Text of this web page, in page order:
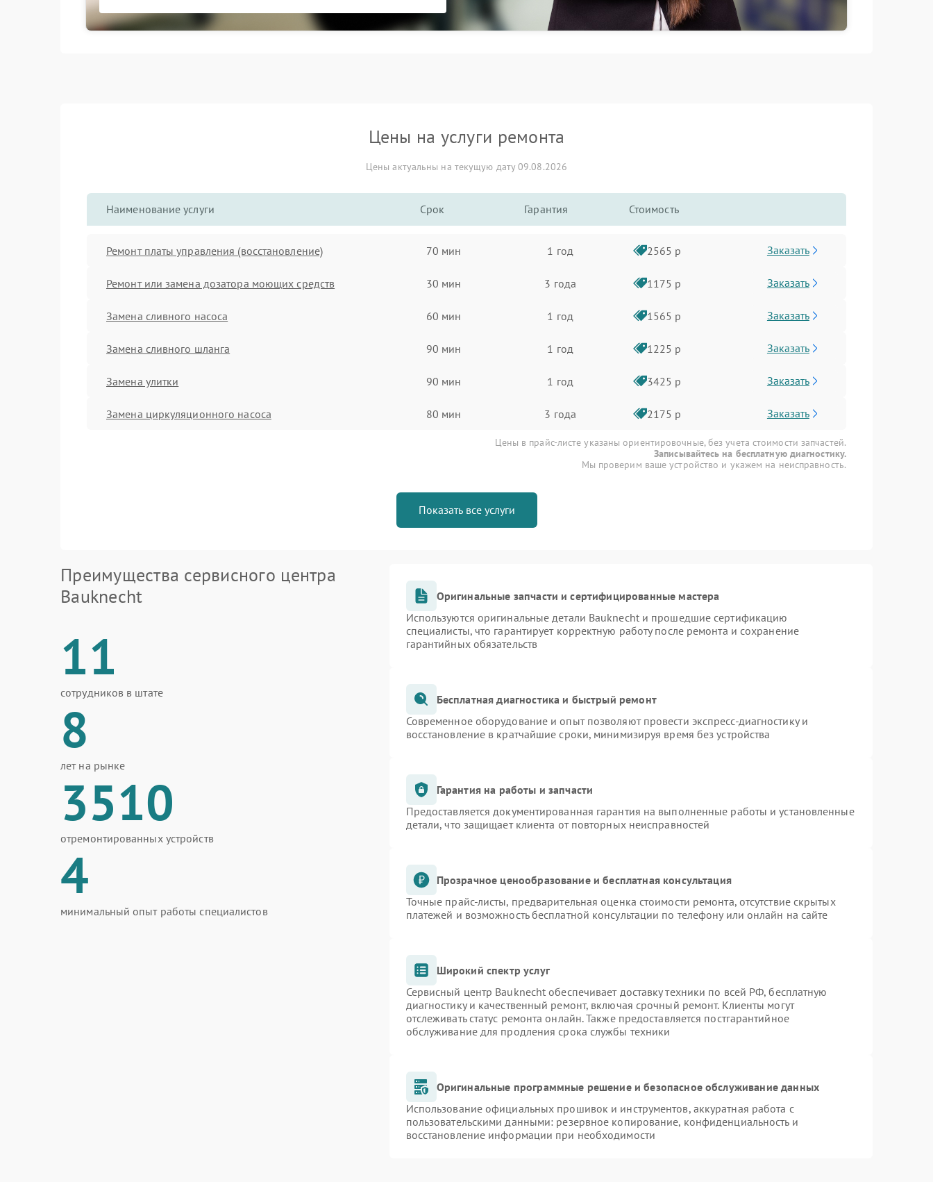
Цены на услуги ремонта
Цены актуальны на текущую дату 09.08.2026
Наименование услуги Срок Гарантия Стоимость
Ремонт платы управления (восстановление) 70 мин 1 год 2565 р Заказать
Ремонт или замена дозатора моющих средств 30 мин 3 года 1175 р Заказать
Замена сливного насоса 60 мин 1 год 1565 р Заказать
Замена сливного шланга 90 мин 1 год 1225 р Заказать
Замена улитки 90 мин 1 год 3425 р Заказать
Замена циркуляционного насоса 80 мин 3 года 2175 р Заказать
Цены в прайс-листе указаны ориентировочные, без учета стоимости запчастей.
Записывайтесь на бесплатную диагностику.
Мы проверим ваше устройство и укажем на неисправность.
Показать все услуги
Преимущества сервисного центра
Bauknecht
11
сотрудников в штате
8
лет на рынке
3510
отремонтированных устройств
4
минимальный опыт работы специалистов
Оригинальные запчасти и сертифицированные мастера
Используются оригинальные детали Bauknecht и прошедшие сертификацию
специалисты, что гарантирует корректную работу после ремонта и сохранение
гарантийных обязательств
Бесплатная диагностика и быстрый ремонт
Современное оборудование и опыт позволяют провести экспресс-диагностику и
восстановление в кратчайшие сроки, минимизируя время без устройства
Гарантия на работы и запчасти
Предоставляется документированная гарантия на выполненные работы и установленные
детали, что защищает клиента от повторных неисправностей
Прозрачное ценообразование и бесплатная консультация
Точные прайс-листы, предварительная оценка стоимости ремонта, отсутствие скрытых
платежей и возможность бесплатной консультации по телефону или онлайн на сайте
Широкий спектр услуг
Сервисный центр Bauknecht обеспечивает доставку техники по всей РФ, бесплатную
диагностику и качественный ремонт, включая срочный ремонт. Клиенты могут
отслеживать статус ремонта онлайн. Также предоставляется постгарантийное
обслуживание для продления срока службы техники
Оригинальные программные решение и безопасное обслуживание данных
Использование официальных прошивок и инструментов, аккуратная работа с
пользовательскими данными: резервное копирование, конфиденциальность и
восстановление информации при необходимости